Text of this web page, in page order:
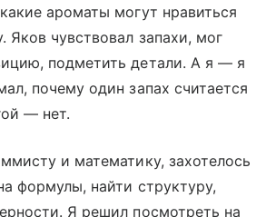
ароматы могут нравиться
чувствовал запахи, мог
подметить детали. А я — я
почему один запах считается
— нет.
и математику, захотелось
формулы, найти структуру,
Я решил посмотреть на